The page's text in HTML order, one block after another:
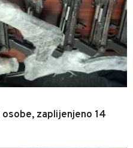
zaplijenjeno 14